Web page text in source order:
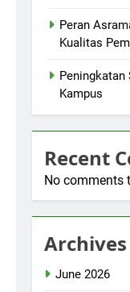
Peran
Kualitas
Kampus
Recent
No comments
Archives
June 2026